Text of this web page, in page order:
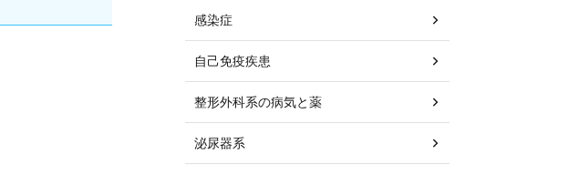
感染症
自己免疫疾患
整形外科系の病気と薬
泌尿器系